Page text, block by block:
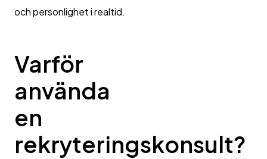
och personlighet i realtid.
Varför
använda
en
rekryteringskonsult?